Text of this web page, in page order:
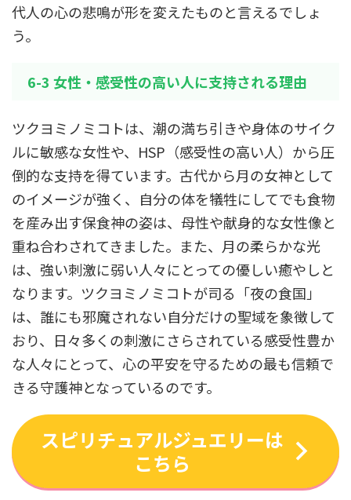
代人の心の悲鳴が形を変えたものと言えるでしょ
う。
6-3 女性・感受性の高い人に支持される理由
ツクヨミノミコトは、潮の満ち引きや身体のサイク
ルに敏感な女性や、HSP（感受性の高い人）から圧
倒的な支持を得ています。古代から月の女神として
のイメージが強く、自分の体を犠牲にしてでも食物
を産み出す保食神の姿は、母性や献身的な女性像と
重ね合わされてきました。また、月の柔らかな光
は、強い刺激に弱い人々にとっての優しい癒やしと
なります。ツクヨミノミコトが司る「夜の食国」
は、誰にも邪魔されない自分だけの聖域を象徴して
おり、日々多くの刺激にさらされている感受性豊か
な人々にとって、心の平安を守るための最も信頼で
きる守護神となっているのです。
スピリチュアルジュエリーは
こちら